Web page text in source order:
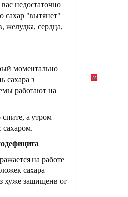
недостаточно
сахар "вытянет"
желудка, сердца,
моментально
сахара в
работают на
спите, а утром
сахаром.
на работе
сахара
хуже защищенв от